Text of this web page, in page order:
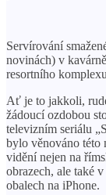
Servírování
novinách) v
resortního
Ať je to jakkoli,
žádoucí ozdobou
televizním seriálu
bylo věnováno této
vidění nejen na
obrazech, ale také
obalech na iPhone.